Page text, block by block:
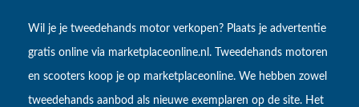
Wil je je tweedehands motor verkopen? Plaats je advertentie
gratis online via marketplaceonline.nl. Tweedehands motoren
en scooters koop je op marketplaceonline. We hebben zowel
tweedehands aanbod als nieuwe exemplaren op de site. Het